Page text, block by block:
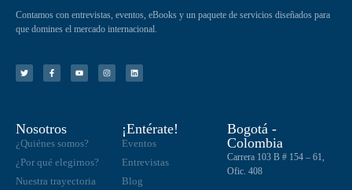
Contamos con entrevistas, eventos, eBooks y un paquete de servicios diseñados para
que domines el mercado internacional.
Nosotros
¿Quiénes somos?
¿Por qué elegirnos?
Nuestra trayectoria
¡Entérate!
Eventos
Entrevistas
Blog
Bogotá -
Colombia
Carrera 103 B # 154 – 61,
Ofic. 408